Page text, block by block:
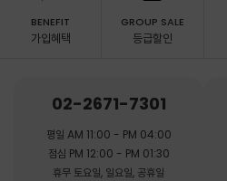
BENEFIT
가입혜택
GROUP SALE
등급할인
02-2671-7301
평일 AM 11:00 - PM 04:00
점심 PM 12:00 - PM 01:30
휴무 토요일, 일요일, 공휴일